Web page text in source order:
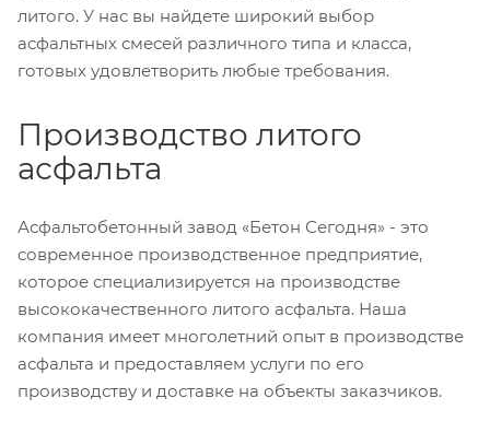
литого. У нас вы найдете широкий выбор
асфальтных смесей различного типа и класса,
готовых удовлетворить любые требования.
Производство литого
асфальта
Асфальтобетонный завод «Бетон Сегодня» - это
современное производственное предприятие,
которое специализируется на производстве
высококачественного литого асфальта. Наша
компания имеет многолетний опыт в производстве
асфальта и предоставляем услуги по его
производству и доставке на объекты заказчиков.